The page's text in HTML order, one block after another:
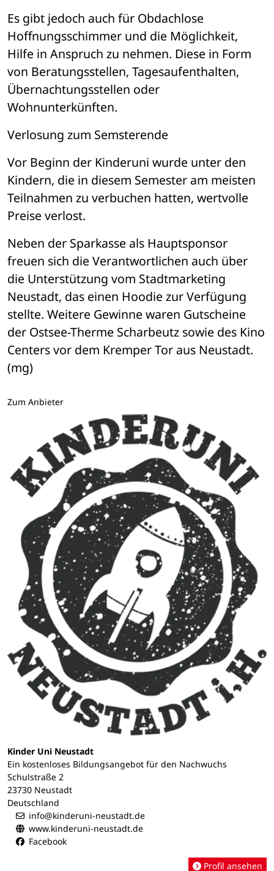
Es gibt jedoch auch für Obdachlose
Hoffnungsschimmer und die Möglichkeit,
Hilfe in Anspruch zu nehmen. Diese in Form
von Beratungsstellen, Tagesaufenthalten,
Übernachtungsstellen oder
Wohnunterkünften.
Verlosung zum Semsterende
Vor Beginn der Kinderuni wurde unter den
Kindern, die in diesem Semester am meisten
Teilnahmen zu verbuchen hatten, wertvolle
Preise verlost.
Neben der Sparkasse als Hauptsponsor
freuen sich die Verantwortlichen auch über
die Unterstützung vom Stadtmarketing
Neustadt, das einen Hoodie zur Verfügung
stellte. Weitere Gewinne waren Gutscheine
der Ostsee-Therme Scharbeutz sowie des Kino
Centers vor dem Kremper Tor aus Neustadt.
(mg)
Zum Anbieter
Kinder Uni Neustadt
Ein kostenloses Bildungsangebot für den Nachwuchs
Schulstraße 2
23730 Neustadt
Deutschland
info@kinderuni-neustadt.de
www.kinderuni-neustadt.de
Facebook
Profil ansehen